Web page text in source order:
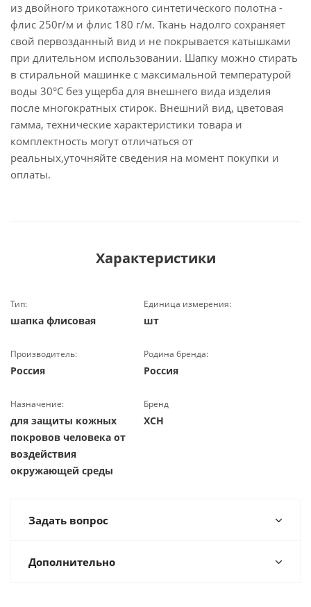
из двойного трикотажного синтетического полотна -
флис 250г/м и флис 180 г/м. Ткань надолго сохраняет
свой первозданный вид и не покрывается катышками
при длительном использовании. Шапку можно стирать
в стиральной машинке с максимальной температурой
воды 30°С без ущерба для внешнего вида изделия
после многократных стирок. Внешний вид, цветовая
гамма, технические характеристики товара и
комплектность могут отличаться от
реальных,уточняйте сведения на момент покупки и
оплаты.
Характеристики
Тип:
шапка флисовая
Единица измерения:
шт
Производитель:
Россия
Родина бренда:
Россия
Назначение:
для защиты кожных
покровов человека от
воздействия
окружающей среды
Бренд
ХСН
Задать вопрос
Дополнительно